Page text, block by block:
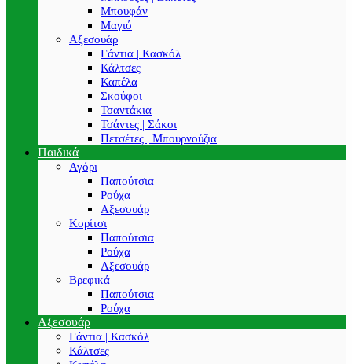
Μπουφάν
Μαγιό
Αξεσουάρ
Γάντια | Κασκόλ
Κάλτσες
Καπέλα
Σκούφοι
Τσαντάκια
Τσάντες | Σάκοι
Πετσέτες | Μπουρνούζια
Παιδικά
Αγόρι
Παπούτσια
Ρούχα
Αξεσουάρ
Κορίτσι
Παπούτσια
Ρούχα
Αξεσουάρ
Βρεφικά
Παπούτσια
Ρούχα
Αξεσουάρ
Γάντια | Κασκόλ
Κάλτσες